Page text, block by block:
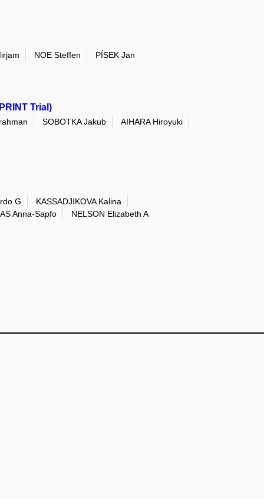
NOE Steffen PÍSEK Jan
Trial)
SOBOTKA Jakub AIHARA Hiroyuki
G
KASSADJIKOVA Kalina
Anna-Sapfo
NELSON Elizabeth A